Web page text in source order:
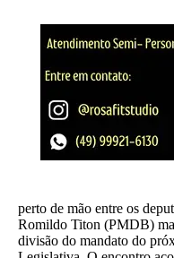
perto de mão entre os
Romildo Titon (PMDB)
divisão do mandato do